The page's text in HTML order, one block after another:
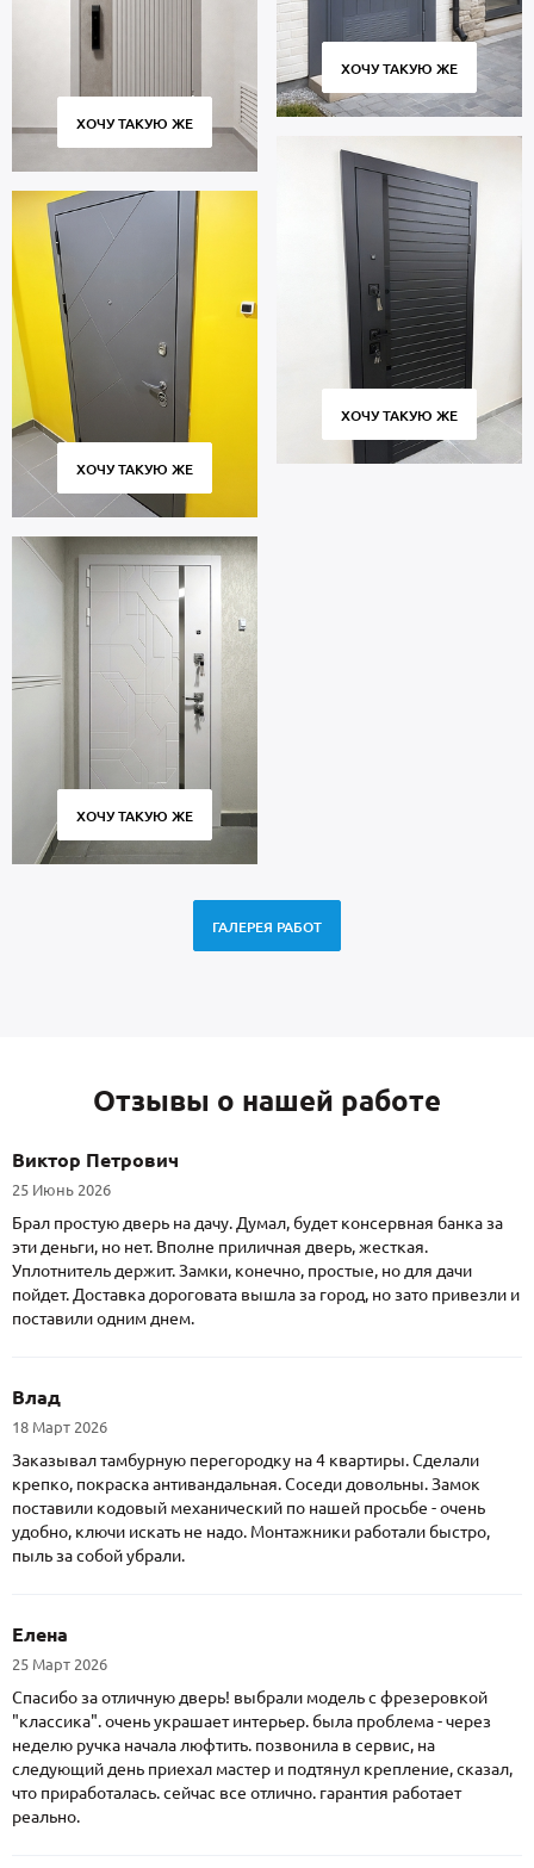
ХОЧУ ТАКУЮ ЖЕ
ХОЧУ ТАКУЮ ЖЕ
ХОЧУ ТАКУЮ ЖЕ
ХОЧУ ТАКУЮ ЖЕ
ХОЧУ ТАКУЮ ЖЕ
ГАЛЕРЕЯ РАБОТ
Отзывы о нашей работе
Виктор Петрович
25 Июнь 2026
Брал простую дверь на дачу. Думал, будет консервная банка за
эти деньги, но нет. Вполне приличная дверь, жесткая.
Уплотнитель держит. Замки, конечно, простые, но для дачи
пойдет. Доставка дороговата вышла за город, но зато привезли и
поставили одним днем.
Влад
18 Март 2026
Заказывал тамбурную перегородку на 4 квартиры. Сделали
крепко, покраска антивандальная. Соседи довольны. Замок
поставили кодовый механический по нашей просьбе - очень
удобно, ключи искать не надо. Монтажники работали быстро,
пыль за собой убрали.
Елена
25 Март 2026
Спасибо за отличную дверь! выбрали модель с фрезеровкой
"классика". очень украшает интерьер. была проблема - через
неделю ручка начала люфтить. позвонила в сервис, на
следующий день приехал мастер и подтянул крепление, сказал,
что приработалась. сейчас все отлично. гарантия работает
реально.